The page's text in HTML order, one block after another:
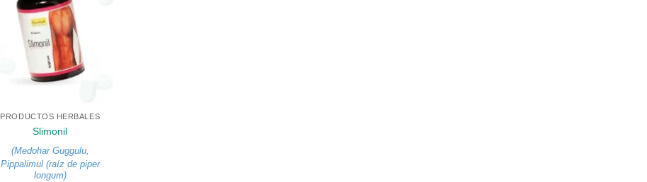
PRODUCTOS HERBALES
Slimonil
(Medohar Guggulu,
Pippalimul (raíz de piper
longum)